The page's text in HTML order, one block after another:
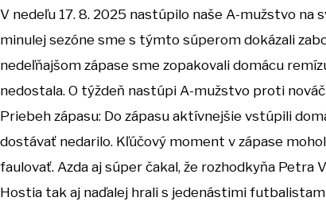
V nedeľu 17. 8. 2025 nastúpilo naše A-mužstvo na
minulej sezóne sme s týmto súperom dokázali
nedeľňajšom zápase sme zopakovali domácu
nedostala. O týždeň nastúpi A-mužstvo proti
Priebeh zápasu: Do zápasu aktívnejšie vstúpili
dostávať nedarilo. Kľúčový moment v zápase
faulovať. Azda aj súper čakal, že rozhodkyňa
Hostia tak aj naďalej hrali s jedenástimi